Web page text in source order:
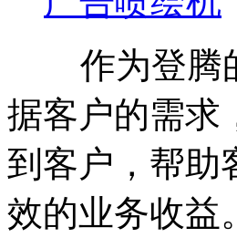
作为登腾的
据客户的需求
到客户，帮助
效的业务收益。